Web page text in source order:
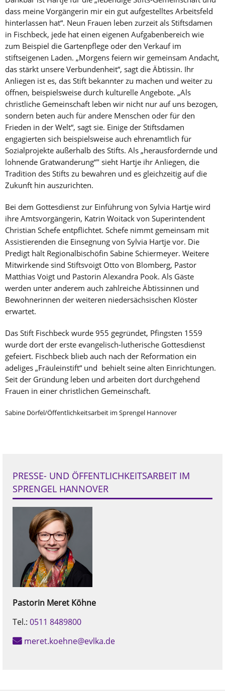
dass meine Vorgängerin mir ein gut aufgestelltes Arbeitsfeld
hinterlassen hat“. Neun Frauen leben zurzeit als Stiftsdamen
in Fischbeck, jede hat einen eigenen Aufgabenbereich wie
zum Beispiel die Gartenpflege oder den Verkauf im
stiftseigenen Laden. „Morgens feiern wir gemeinsam Andacht,
das stärkt unsere Verbundenheit“, sagt die Äbtissin. Ihr
Anliegen ist es, das Stift bekannter zu machen und weiter zu
öffnen, beispielsweise durch kulturelle Angebote. „Als
christliche Gemeinschaft leben wir nicht nur auf uns bezogen,
sondern beten auch für andere Menschen oder für den
Frieden in der Welt“, sagt sie. Einige der Stiftsdamen
engagierten sich beispielsweise auch ehrenamtlich für
Sozialprojekte außerhalb des Stifts. Als „herausfordernde und
lohnende Gratwanderung“" sieht Hartje ihr Anliegen, die
Tradition des Stifts zu bewahren und es gleichzeitig auf die
Zukunft hin auszurichten.
Bei dem Gottesdienst zur Einführung von Sylvia Hartje wird
ihre Amtsvorgängerin, Katrin Woitack von Superintendent
Christian Schefe entpflichtet. Schefe nimmt gemeinsam mit
Assistierenden die Einsegnung von Sylvia Hartje vor. Die
Predigt hält Regionalbischöfin Sabine Schiermeyer. Weitere
Mitwirkende sind Stiftsvoigt Otto von Blomberg, Pastor
Matthias Voigt und Pastorin Alexandra Pook. Als Gäste
werden unter anderem auch zahlreiche Äbtissinnen und
Bewohnerinnen der weiteren niedersächsischen Klöster
erwartet.
Das Stift Fischbeck wurde 955 gegründet, Pfingsten 1559
wurde dort der erste evangelisch-lutherische Gottesdienst
gefeiert. Fischbeck blieb auch nach der Reformation ein
adeliges „Fräuleinstift“ und behielt seine alten Einrichtungen.
Seit der Gründung leben und arbeiten dort durchgehend
Frauen in einer christlichen Gemeinschaft.
Sabine Dörfel/Öffentlichkeitsarbeit im Sprengel Hannover
PRESSE- UND ÖFFENTLICHKEITSARBEIT IM
SPRENGEL HANNOVER
Pastorin Meret Köhne
Tel.: 0511 8489800
meret.koehne@evlka.de